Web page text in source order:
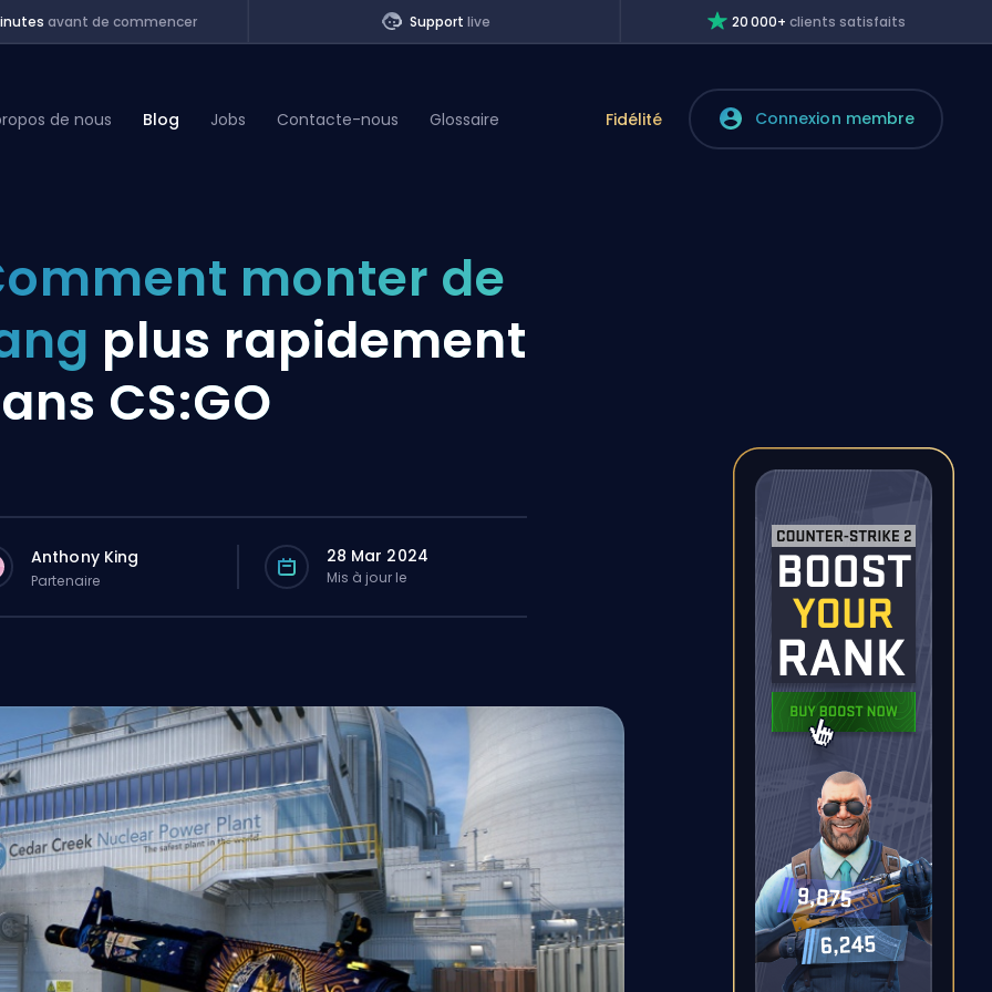
avant de commencer Support live 20 000+clients satisfaits
de nous Blog Jobs Contacte-nous Glossaire Fidélité Connexion membre
monter de
plus rapidement
CS:GO
Anthony King
Partenaire
28 Mar 2024
Mis à jour le